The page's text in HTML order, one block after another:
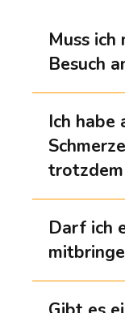
Muss
Besuch
Ich habe
trotzdem
Darf ich